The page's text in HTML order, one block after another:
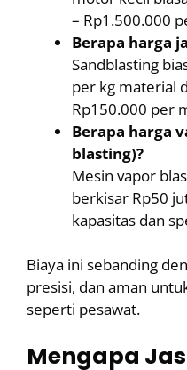
– Rp1.500.000
Berapa harga
Sandblasting
per kg material
Rp150.000 per
Berapa harga
blasting)?
Mesin vapor
berkisar Rp50
kapasitas dan
Biaya ini sebanding
presisi, dan aman
seperti pesawat.
Mengapa